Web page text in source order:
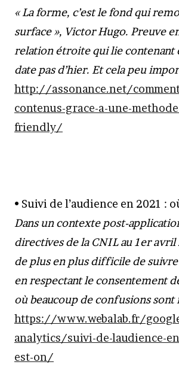
« La forme, c’est le fond qui
surface », Victor Hugo. Preuve
relation étroite qui lie contenant
date pas d’hier. Et cela peu
http://assonance.net/
contenus-grace-a-une-
friendly/
• Suivi de l’audience en 2021 :
Dans un contexte post-
directives de la CNIL au 1er
de plus en plus difficile de suivre
en respectant le consentement
où beaucoup de confusions sont
https://www.webalab.fr/
analytics/suivi-de-laudience-
est-on/